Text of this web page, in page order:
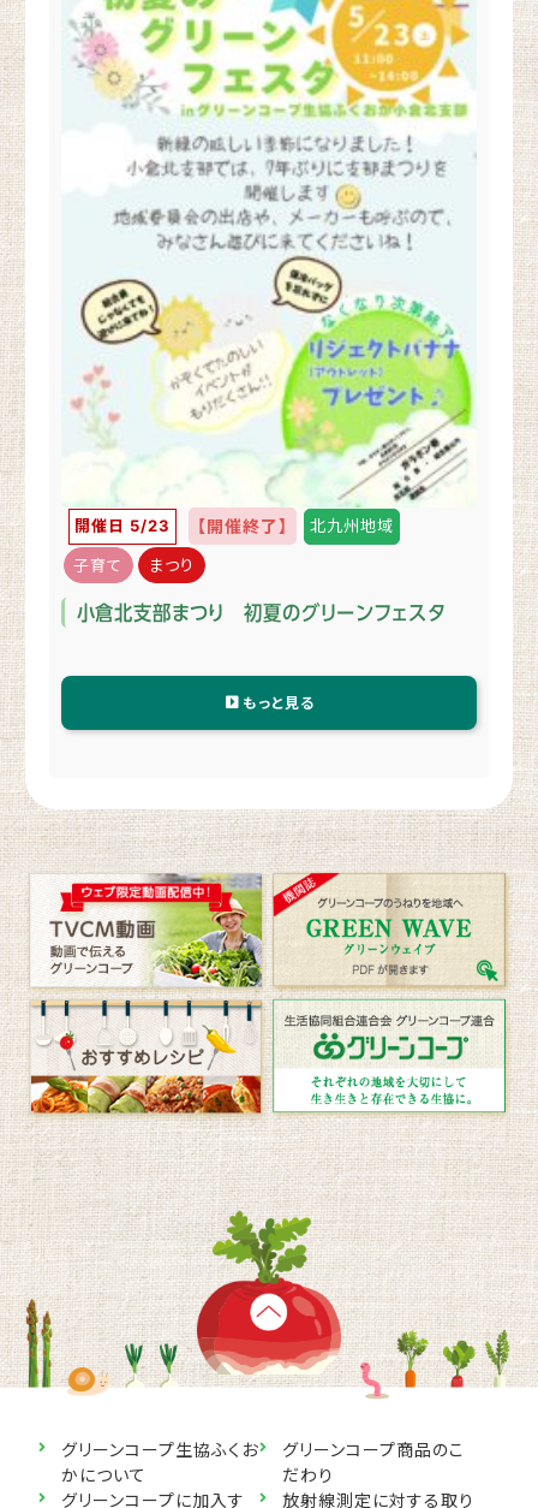
開催日 5/23 【開催終了】 北九州地域
子育て まつり
小倉北支部まつり 初夏のグリーンフェスタ
もっと見る
グリーンコープ生協ふくお
かについて
グリーンコープ商品のこ
だわり
グリーンコープに加入す
放射線測定に対する取り